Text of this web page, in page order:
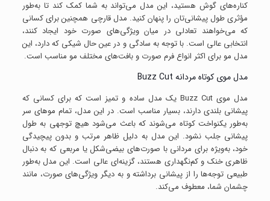
کناره‌های گوش هستید، این مدل می‌تواند به شما کمک کند تا به‌طور
مؤثری طول پیشانی‌تان را پنهان کنید. مدل قارچی همچنین برای کسانی
که می‌خواهند تعادلی در میان ویژگی‌های صورت خود ایجاد کنند،
انتخابی عالی است. با توجه به سادگی و در عین حال شیکی که دارد، این
مدل مو برای اکثر انواع فرم صورت و بافت‌های مختلف مو مناسب است.
مدل موی کوتاه مردانه Buzz Cut
مدل موی Buzz Cut یک مدل ساده و تمیز است که برای کسانی که
پیشانی بلندی دارند، بسیار مناسب است. در این مدل، تمام موهای سر
به‌طور یکنواخت کوتاه می‌شوند که باعث می‌شود هیچ توجهی به طول
پیشانی جلب نشود. این مدل به دلیل ظاهر مرتب و بدون پیچیدگی
خود، به‌ویژه برای مردانی با صورت‌های بیضی‌شکل یا مربعی که به دنبال
ظاهری خنک و کم‌نگهداری هستند، گزینه‌ای عالی است. این مدل به‌طور
طبیعی توجه‌ها را از پیشانی برداشته و به دیگر ویژگی‌های صورت، مانند
چشمان شما، معطوف می‌کند.